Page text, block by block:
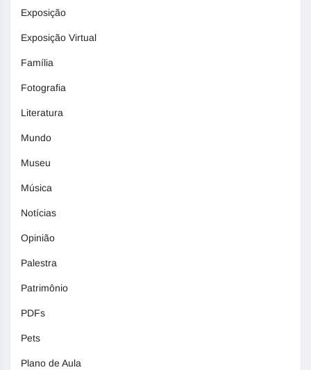
Exposição
Exposição Virtual
Família
Fotografia
Literatura
Mundo
Museu
Música
Notícias
Opinião
Palestra
Patrimônio
PDFs
Pets
Plano de Aula